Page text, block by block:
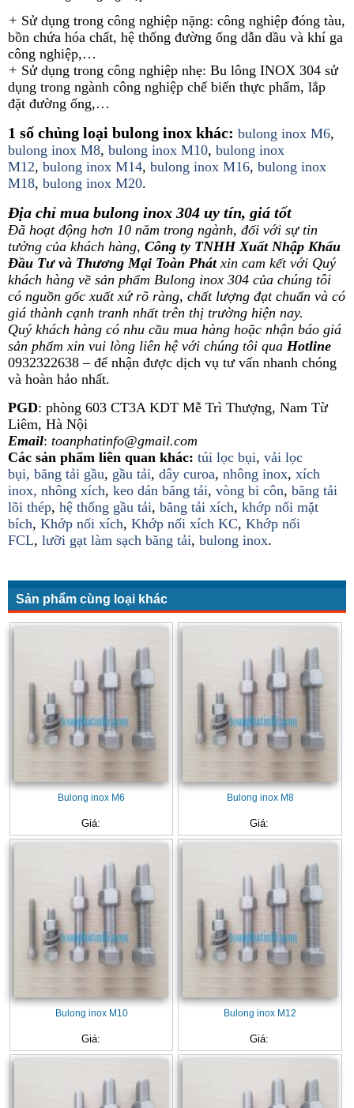
+ Sử dụng trong công nghiệp nặng: công nghiệp đóng tàu,
bồn chứa hóa chất, hệ thống đường ống dẫn dầu và khí ga
công nghiệp,…
+ Sử dụng trong công nghiệp nhẹ: Bu lông INOX 304 sử
dụng trong ngành công nghiệp chế biến thực phẩm, lắp
đặt đường ống,…
1 số chủng loại bulong inox khác: bulong inox M6,
bulong inox M8, bulong inox M10, bulong inox
M12, bulong inox M14, bulong inox M16, bulong inox
M18, bulong inox M20.
Địa chỉ mua bulong inox 304 uy tín, giá tốt
Đã hoạt động hơn 10 năm trong ngành, đối với sự tin
tưởng của khách hàng, Công ty TNHH Xuất Nhập Khẩu
Đầu Tư và Thương Mại Toàn Phátxin cam kết với Quý
khách hàng về sản phẩm Bulong inox 304 của chúng tôi
có nguồn gốc xuất xứ rõ ràng, chất lượng đạt chuẩn và có
giá thành cạnh tranh nhất trên thị trường hiện nay.
Quý khách hàng có nhu cầu mua hàng hoặc nhận báo giá
sản phẩm xin vui lòng liên hệ với chúng tôi qua Hotline
0932322638 – để nhận được dịch vụ tư vấn nhanh chóng
và hoàn hảo nhất.
PGD: phòng 603 CT3A KDT Mễ Trì Thượng, Nam Từ
Liêm, Hà Nội
Email: toanphatinfo@gmail.com
Các sản phẩm liên quan khác: túi lọc bụi, vải lọc
bụi, băng tải gầu, gầu tải, dây curoa, nhông inox, xích
inox, nhông xích, keo dán băng tải, vòng bi côn, băng tải
lõi thép, hệ thống gầu tải, băng tải xích, khớp nối mặt
bích, Khớp nối xích, Khớp nối xích KC, Khớp nối
FCL, lưỡi gạt làm sạch băng tải, bulong inox.
Sản phẩm cùng loại khác
Bulong inox M6
Giá:
Bulong inox M8
Giá:
Bulong inox M10
Giá:
Bulong inox M12
Giá: